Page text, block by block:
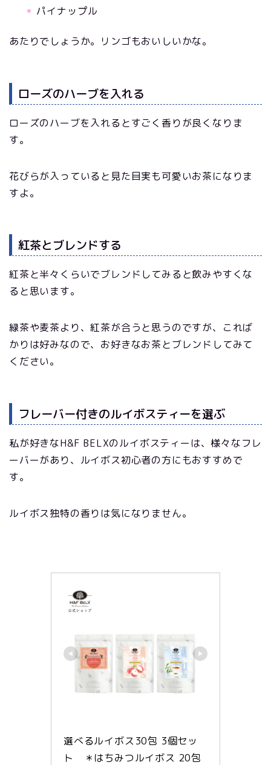
パイナップル
あたりでしょうか。リンゴもおいしいかな。
ローズのハーブを入れる
ローズのハーブを入れるとすごく香りが良くなりま
す。
花びらが入っていると見た目実も可愛いお茶になりま
すよ。
紅茶とブレンドする
紅茶と半々くらいでブレンドしてみると飲みやすくな
ると思います。
緑茶や麦茶より、紅茶が合うと思うのですが、これば
かりは好みなので、お好きなお茶とブレンドしてみて
ください。
フレーバー付きのルイボスティーを選ぶ
私が好きなH&F BELXのルイボスティーは、様々なフレ
ーバーがあり、ルイボス初心者の方にもおすすめで
す。
ルイボス独特の香りは気になりません。
選べるルイボス30包 3個セッ
ト　＊はちみつルイボス 20包